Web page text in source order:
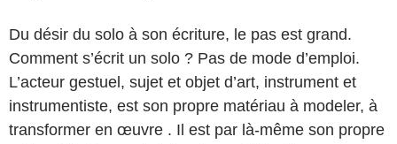
Du désir du solo à son écriture, le pas est grand.
Comment s’écrit un solo ? Pas de mode d’emploi.
L’acteur gestuel, sujet et objet d’art, instrument et
instrumentiste, est son propre matériau à modeler, à
transformer en œuvre . Il est par là-même son propre